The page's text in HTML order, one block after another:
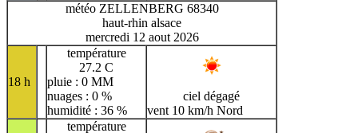
météo ZELLENBERG 68340
haut-rhin alsace
mercredi 12 aout 2026
18 h
température
27.2 C
pluie : 0 MM
nuages : 0 %
humidité : 36 %
ciel dégagé
vent 10 km/h Nord
température